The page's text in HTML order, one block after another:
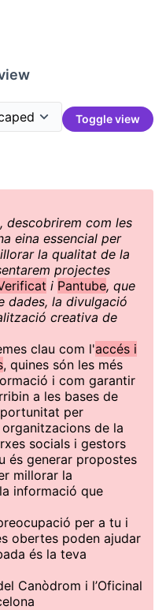
Toggle view
descobrirem com les
eina essencial per
la qualitat de la
projectes
i Pantube, que
dades, la divulgació
creativa de
clau com l'accés i
, quines són les més
i com garantir
a les bases de
per
de la
socials i gestors
és generar propostes
millorar la
informació que
per a tu i
obertes poden ajudar
és la teva
Canòdrom i l’Oficinal